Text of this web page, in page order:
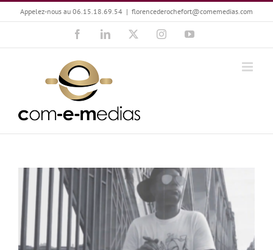
Passer
au
Appelez-nous au 06.15.18.69.54 | florencederochefort@comemedias.com
FacebookLinkedIn InstagramYouTube